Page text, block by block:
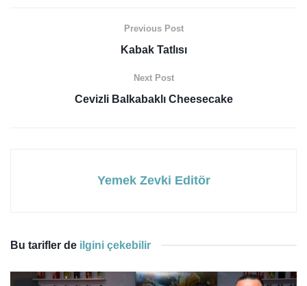
Previous Post
Kabak Tatlısı
Next Post
Cevizli Balkabaklı Cheesecake
Yemek Zevki Editör
Bu tarifler de ilgini çekebilir